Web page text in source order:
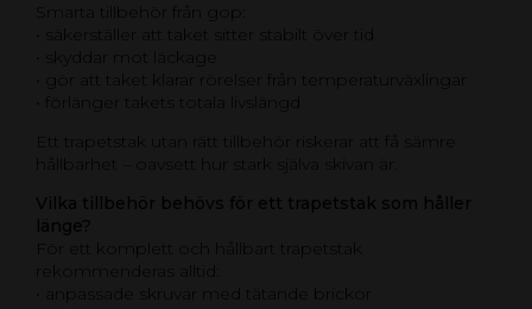
Smarta tillbehör från gop:
• säkerställer att taket sitter stabilt över tid
• skyddar mot läckage
• gör att taket klarar rörelser från temperaturväxlingar
• förlänger takets totala livslängd
Ett trapetstak utan rätt tillbehör riskerar att få sämre
hållbarhet – oavsett hur stark själva skivan är.
Vilka tillbehör behövs för ett trapetstak som håller
länge?
För ett komplett och hållbart trapetstak
rekommenderas alltid:
• anpassade skruvar med tätande brickor